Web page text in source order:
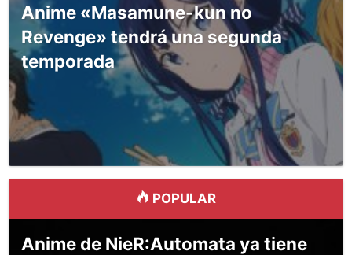
Anime «Masamune-kun no
Revenge» tendrá una segunda
temporada
POPULAR
Anime de NieR:Automata ya tiene